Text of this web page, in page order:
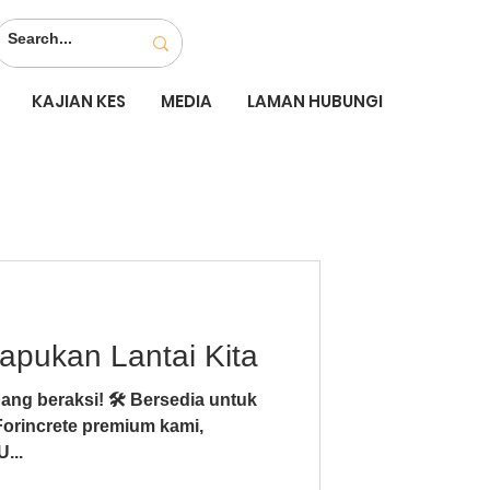
KAJIAN KES MEDIA LAMAN HUBUNGI
Lantai Kita
beraksi! 🛠️ Bersedia untuk
premium kami,